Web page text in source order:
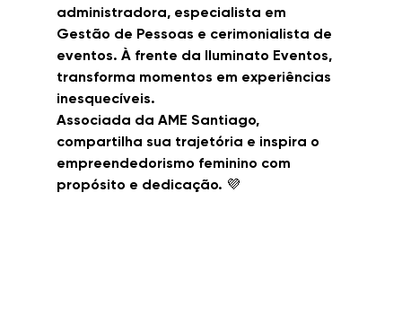
administradora, especialista em
Gestão de Pessoas e cerimonialista de
eventos. À frente da Iluminato Eventos,
transforma momentos em experiências
inesquecíveis.
Associada da AME Santiago,
compartilha sua trajetória e inspira o
empreendedorismo feminino com
propósito e dedicação. 💜